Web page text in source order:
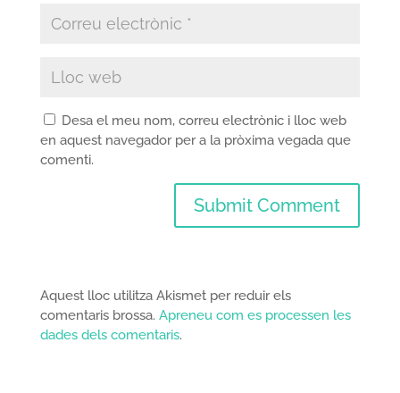
Desa el meu nom, correu electrònic i lloc web
en aquest navegador per a la pròxima vegada que
comenti.
Aquest lloc utilitza Akismet per reduir els
comentaris brossa. Apreneu com es processen les
dades dels comentaris.